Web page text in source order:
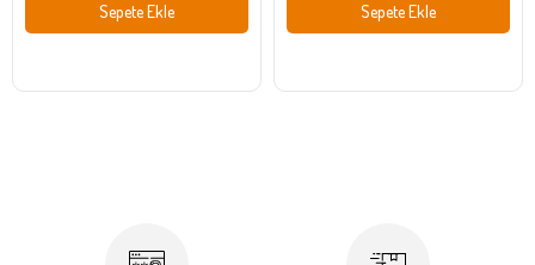
Sepete Ekle Sepete Ekle